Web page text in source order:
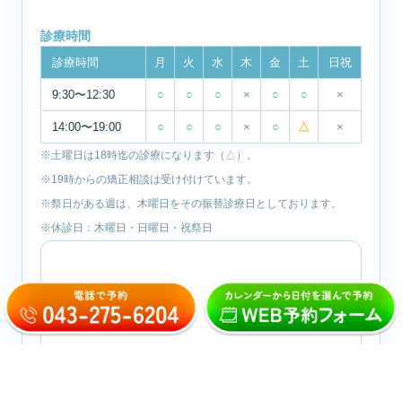
診療時間
診療時間 月 火 水 木 金 土 日祝
9:30〜12:30 ○ ○ ○ × ○ ○ ×
14:00〜19:00 ○ ○ ○ × ○ △ ×
※土曜日は18時迄の診療になります（△）。
※19時からの矯正相談は受け付けています。
※祭日がある週は、木曜日をその振替診療日としております。
※休診日：木曜日・日曜日・祝祭日